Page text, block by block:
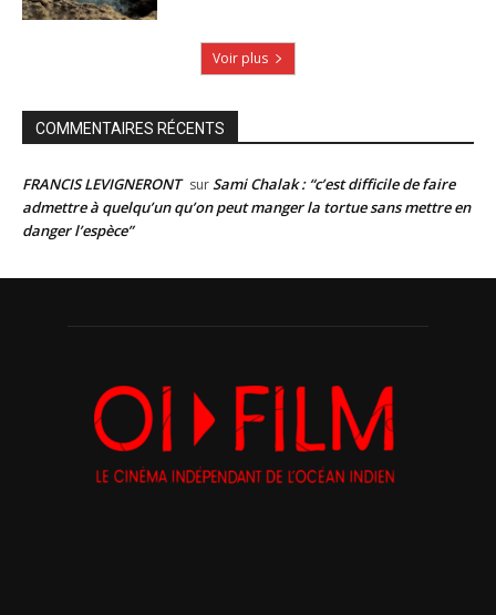
Voir plus
COMMENTAIRES RÉCENTS
FRANCIS LEVIGNERONT surSami Chalak : “c’est difficile de faire
admettre à quelqu’un qu’on peut manger la tortue sans mettre en
danger l’espèce”